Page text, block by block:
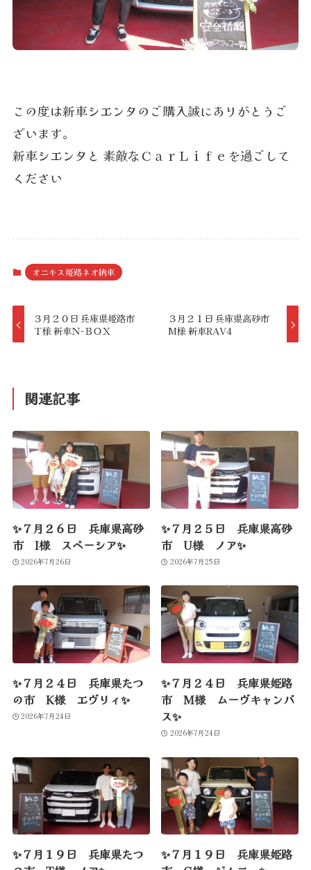
この度は新車シエンタのご購入誠にありがとうご
ざいます。
新車シエンタと 素敵なＣａｒＬｉｆｅを過ごして
ください
オニキス姫路ネオ納車
３月２０日 兵庫県姫路市
Ｔ様 新車Ｎ-ＢＯＸ
３月２１日 兵庫県高砂市
M様 新車RAV4
関連記事
✨７月２６日 兵庫県高砂
市 I様 スペーシア✨
2026年7月26日
✨７月２５日 兵庫県高砂
市 U様 ノア✨
2026年7月25日
✨７月２４日 兵庫県たつ
の市 K様 エヴリィ✨
2026年7月24日
✨７月２４日 兵庫県姫路
市 M様 ムーヴキャンバ
ス✨
2026年7月24日
✨７月１９日 兵庫県たつ
✨７月１９日 兵庫県姫路